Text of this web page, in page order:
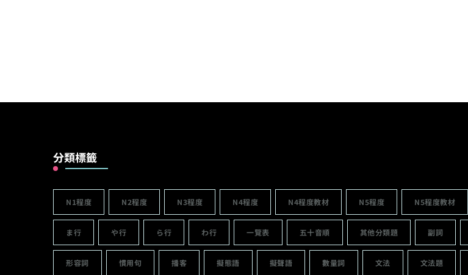
分類標籤
N1程度 N2程度 N3程度 N4程度 N4程度教材 N5程度 N5程度教材
ま行 や行 ら行 わ行 一覽表 五十音順 其他分類題 副詞
形容詞 慣用句 播客 擬態語 擬聲語 數量詞 文法 文法題